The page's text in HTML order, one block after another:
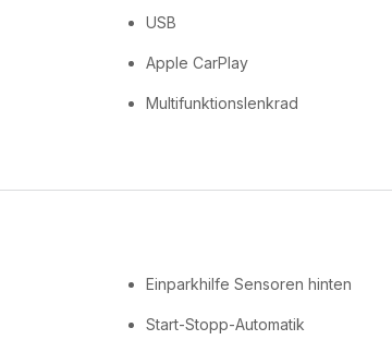
USB
Apple CarPlay
Multifunktionslenkrad
Einparkhilfe Sensoren hinten
Start-Stopp-Automatik